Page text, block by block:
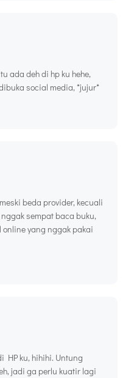
ada deh di hp ku hehe,
social media, *jujur*
beda provider, kecuali
sempat baca buku,
yang nggak pakai
HP ku, hihihi. Untung
jadi ga perlu kuatir lagi